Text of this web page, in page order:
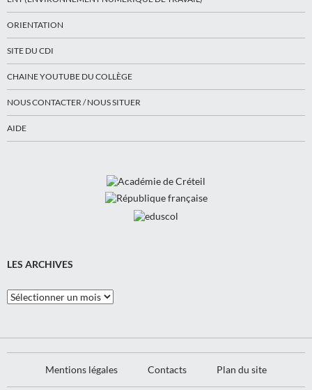
ORIENTATION
SITE DU CDI
CHAINE YOUTUBE DU COLLÈGE
NOUS CONTACTER / NOUS SITUER
AIDE
LES ARCHIVES
Les
Archives
Mentions légales Contacts Plan du site